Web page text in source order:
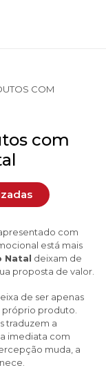
COM
com
com
está mais
Natal deixam de
proposta de valor.
de ser apenas
produto.
traduzem a
imediata com
muda, a